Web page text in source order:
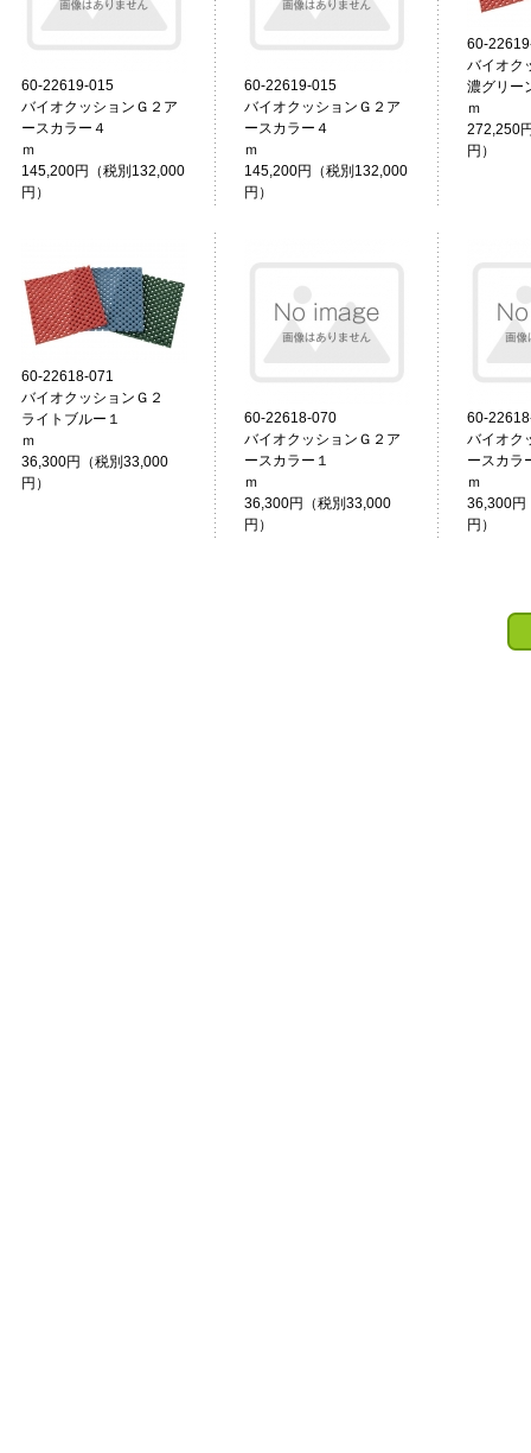
60-22619-015
バイオクッションＧ２ア
ースカラー４
ｍ
145,200円（税別132,000
円）
60-22619-015
バイオクッションＧ２ア
ースカラー４
ｍ
145,200円（税別132,000
円）
60-
バイオ
濃グリー
272,250
円）
60-22618-071
バイオクッションＧ２
ライトブルー１
ｍ
36,300円（税別33,000
円）
60-22618-070
バイオクッションＧ２ア
ースカラー１
ｍ
36,300円（税別33,000
円）
60-
バイオク
ースカラ
36,300円
円）